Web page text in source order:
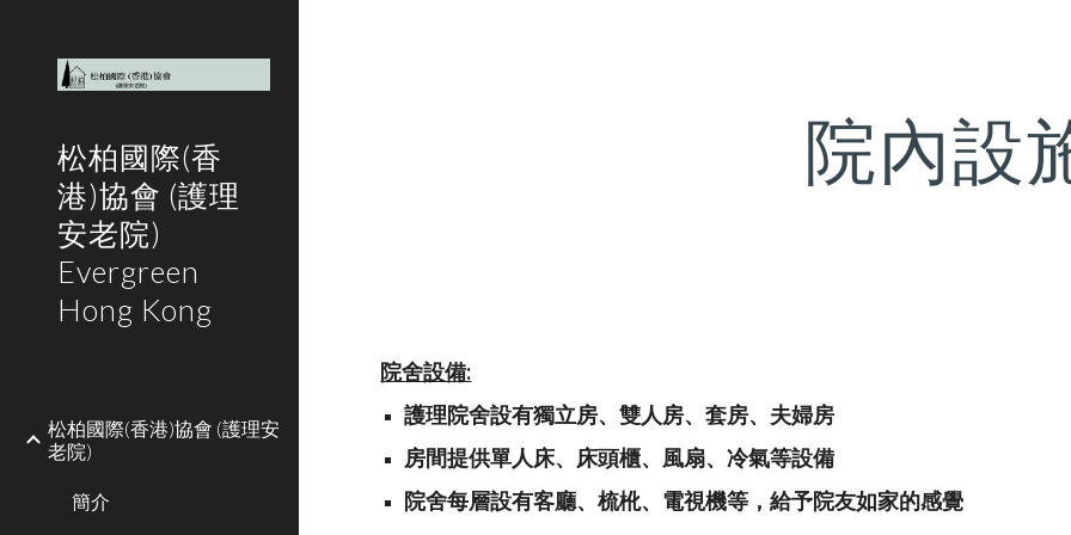
松柏國際(香
港)協會 (護理
安老院)
Evergreen
Hong Kong
松柏國際(香港)協會 (護理安
老院)
簡介
院內設
院舍設備:
護理院舍設有獨立房、雙人房、套房、夫婦房
房間提供單人床、床頭櫃、風扇、冷氣等設備
院舍每層設有客廳、梳杹、電視機等，給予院友如家的感覺